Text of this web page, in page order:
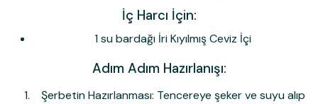
İç Harcı İçin:
1 su bardağı İri Kıyılmış Ceviz İçi
Adım Adım Hazırlanışı:
Şerbetin Hazırlanması: Tencereye şeker ve suyu alıp